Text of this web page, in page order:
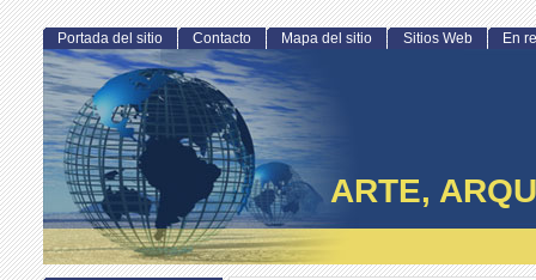
ARTE,
Portada del sitio Contacto Mapa del sitio Sitios Web En